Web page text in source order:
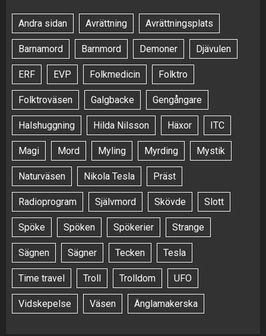
Andra sidan Avrättning Avrättningsplats
Barnamord Barnmord Demoner Djävulen
ERF EVP Folkmedicin Folktro
Folktroväsen Galgbacke Gengångare
Halshuggning Hilda Nilsson Häxor ITC
Magi Mord Myling Myrding Mystik
Naturväsen Nikola Tesla Präst
Radioprogram Självmord Skövde Slott
Spöke Spöken Spökerier Strange
Sägnen Sägner Tecken Tesla
Time travel Troll Trolldom UFO
Vidskepelse Väsen Änglamakerska